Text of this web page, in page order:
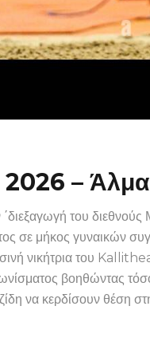
2026 –
΄διεξαγωγή του
σε μήκος γυναικών
νικήτρια του
βοηθώντας
να κερδίσουν θέση